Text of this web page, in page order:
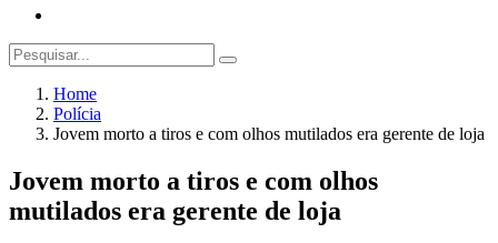
Home
Polícia
Jovem morto a tiros e com olhos mutilados era gerente de loja
Jovem morto a tiros e com olhos
mutilados era gerente de loja